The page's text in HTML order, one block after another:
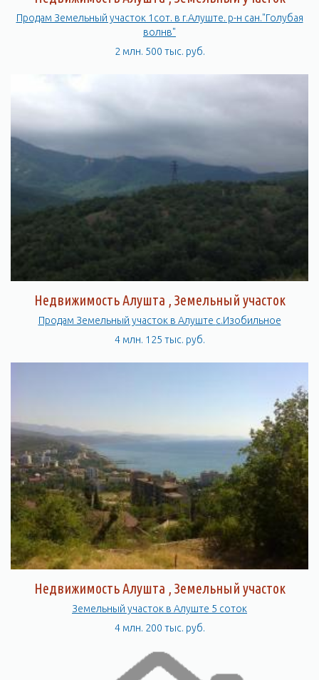
Продам Земельный участок 1сот. в г.Алуште. р-н сан."Голубая
волнв"
2 млн. 500 тыс. руб.
Недвижимость Алушта , Земельный участок
Продам Земельный участок в Алуште с.Изобильное
4 млн. 125 тыс. руб.
Недвижимость Алушта , Земельный участок
Земельный участок в Алуште 5 соток
4 млн. 200 тыс. руб.